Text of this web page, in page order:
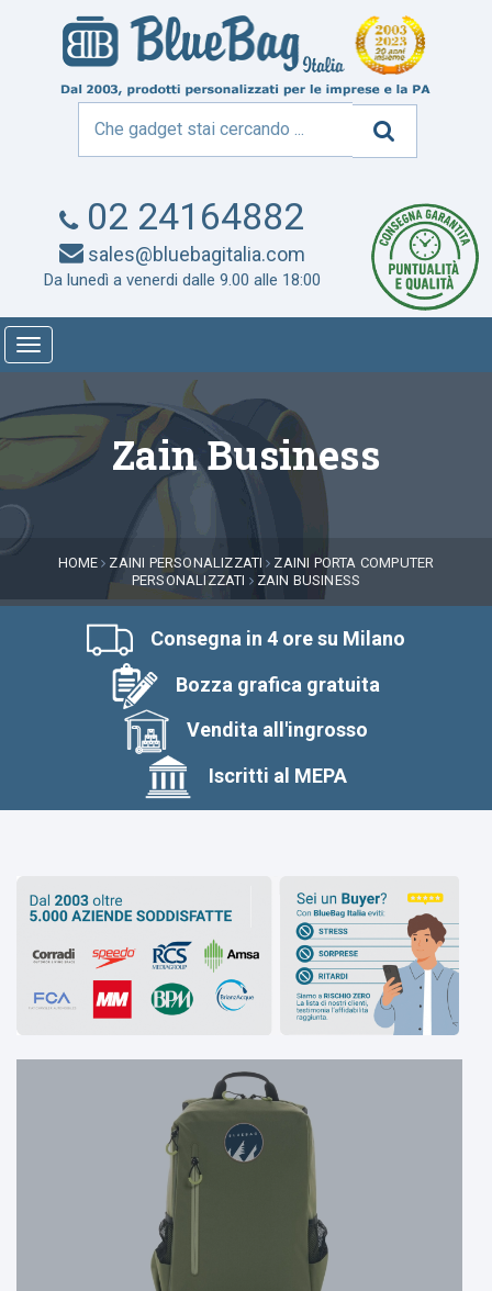
02 24164882
sales@bluebagitalia.com
Da lunedì a venerdi dalle 9.00 alle 18:00
Toggle
navigation
Zain Business
HOME ZAINI PERSONALIZZATI
ZAINI PORTA COMPUTER
PERSONALIZZATI
ZAIN BUSINESS
Consegna in 4 ore su Milano
Bozza grafica gratuita
Vendita all'ingrosso
Iscritti al MEPA